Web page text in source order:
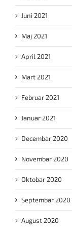
Juni 2021
Maj 2021
April 2021
Mart 2021
Februar 2021
Januar 2021
Decembar 2020
Novembar 2020
Oktobar 2020
Septembar 2020
August 2020